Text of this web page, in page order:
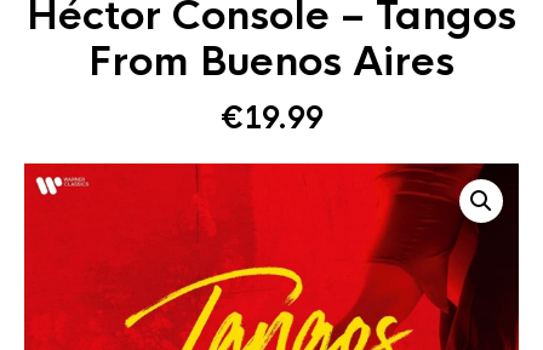
Héctor Console – Tangos
From Buenos Aires
€19.99